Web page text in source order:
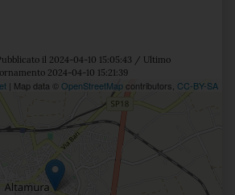
il 2024-04-10 15:05:43 / Ultimo
2024-04-10 15:21:39
| Map data © OpenStreetMapcontributors, CC-BY-SA